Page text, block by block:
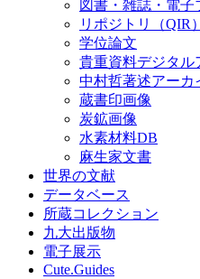
図書・雑誌・電
リポジトリ（QIR）
学位論文
貴重資料デジタル
中村哲著述アーカ
蔵書印画像
炭鉱画像
水素材料DB
麻生家文書
世界の文献
データベース
所蔵コレクション
九大出版物
電子展示
Cute.Guides